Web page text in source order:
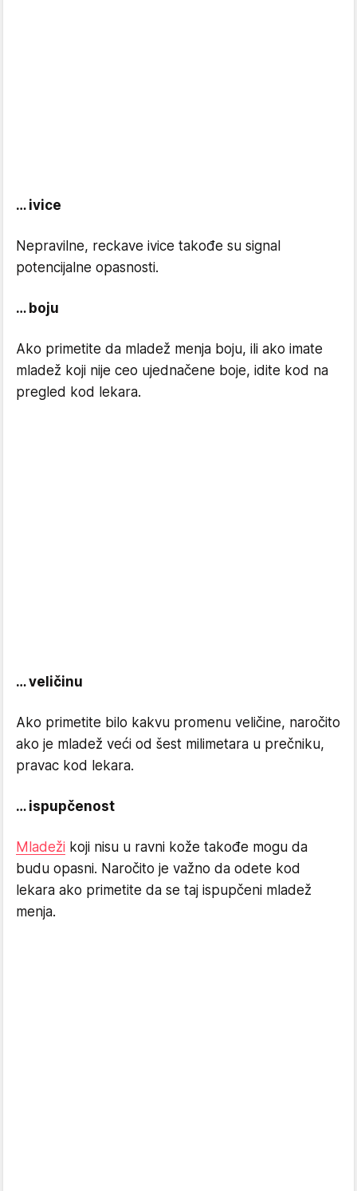
… ivice
Nepravilne, reckave ivice takođe su signal
potencijalne opasnosti.
… boju
Ako primetite da mladež menja boju, ili ako imate
mladež koji nije ceo ujednačene boje, idite kod na
pregled kod lekara.
… veličinu
Ako primetite bilo kakvu promenu veličine, naročito
ako je mladež veći od šest milimetara u prečniku,
pravac kod lekara.
… ispupčenost
Mladeži koji nisu u ravni kože takođe mogu da
budu opasni. Naročito je važno da odete kod
lekara ako primetite da se taj ispupčeni mladež
menja.